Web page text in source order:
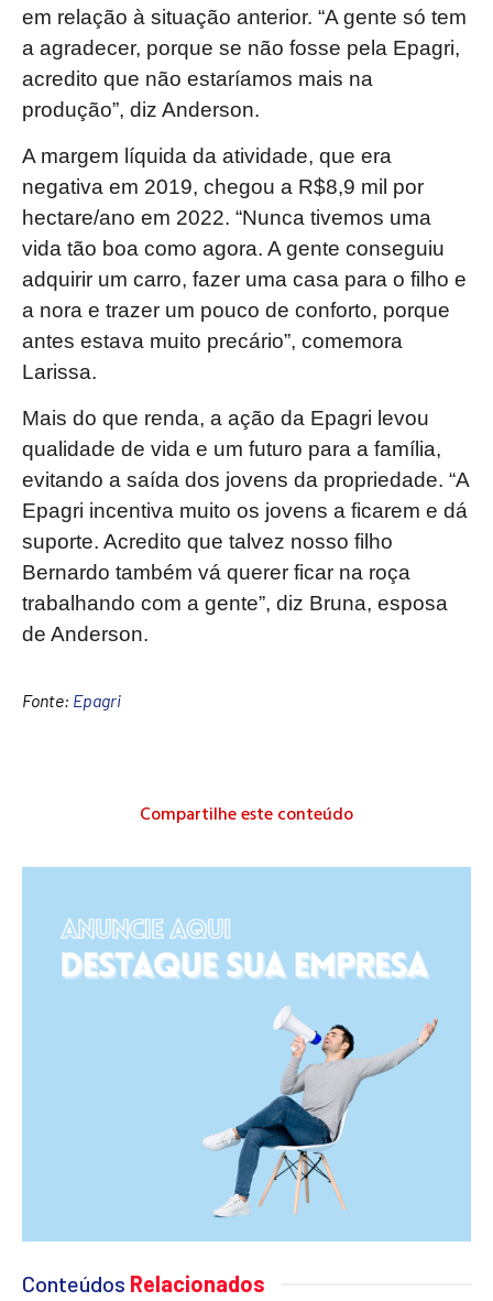
em relação à situação anterior. “A gente só tem
a agradecer, porque se não fosse pela Epagri,
acredito que não estaríamos mais na
produção”, diz Anderson.
A margem líquida da atividade, que era
negativa em 2019, chegou a R$8,9 mil por
hectare/ano em 2022. “Nunca tivemos uma
vida tão boa como agora. A gente conseguiu
adquirir um carro, fazer uma casa para o filho e
a nora e trazer um pouco de conforto, porque
antes estava muito precário”, comemora
Larissa.
Mais do que renda, a ação da Epagri levou
qualidade de vida e um futuro para a família,
evitando a saída dos jovens da propriedade. “A
Epagri incentiva muito os jovens a ficarem e dá
suporte. Acredito que talvez nosso filho
Bernardo também vá querer ficar na roça
trabalhando com a gente”, diz Bruna, esposa
de Anderson.
Fonte: Epagri
Compartilhe este conteúdo
Conteúdos Relacionados